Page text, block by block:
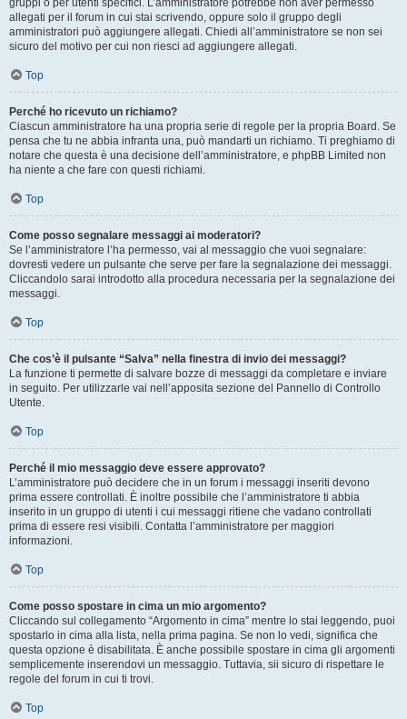
gruppi o per utenti specifici. L’amministratore potrebbe non aver permesso
allegati per il forum in cui stai scrivendo, oppure solo il gruppo degli
amministratori può aggiungere allegati. Chiedi all’amministratore se non sei
sicuro del motivo per cui non riesci ad aggiungere allegati.
Top
Perché ho ricevuto un richiamo?
Ciascun amministratore ha una propria serie di regole per la propria Board. Se
pensa che tu ne abbia infranta una, può mandarti un richiamo. Ti preghiamo di
notare che questa è una decisione dell’amministratore, e phpBB Limited non
ha niente a che fare con questi richiami.
Top
Come posso segnalare messaggi ai moderatori?
Se l’amministratore l’ha permesso, vai al messaggio che vuoi segnalare:
dovresti vedere un pulsante che serve per fare la segnalazione dei messaggi.
Cliccandolo sarai introdotto alla procedura necessaria per la segnalazione dei
messaggi.
Top
Che cos’è il pulsante “Salva” nella finestra di invio dei messaggi?
La funzione ti permette di salvare bozze di messaggi da completare e inviare
in seguito. Per utilizzarle vai nell’apposita sezione del Pannello di Controllo
Utente.
Top
Perché il mio messaggio deve essere approvato?
L’amministratore può decidere che in un forum i messaggi inseriti devono
prima essere controllati. È inoltre possibile che l’amministratore ti abbia
inserito in un gruppo di utenti i cui messaggi ritiene che vadano controllati
prima di essere resi visibili. Contatta l’amministratore per maggiori
informazioni.
Top
Come posso spostare in cima un mio argomento?
Cliccando sul collegamento “Argomento in cima” mentre lo stai leggendo, puoi
spostarlo in cima alla lista, nella prima pagina. Se non lo vedi, significa che
questa opzione è disabilitata. È anche possibile spostare in cima gli argomenti
semplicemente inserendovi un messaggio. Tuttavia, sii sicuro di rispettare le
regole del forum in cui ti trovi.
Top